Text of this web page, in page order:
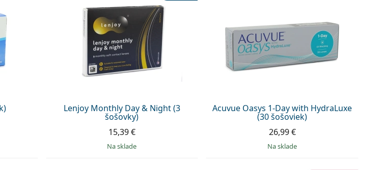
Lenjoy Monthly Day & Night (3
šošovky)
15,39 €
na sklade
Acuvue Oasys 1-Day with HydraLuxe
(30 šošoviek)
26,99 €
na sklade